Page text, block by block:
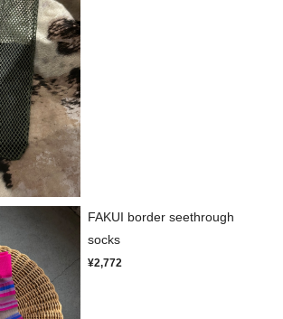
FAKUI border seethrough
socks
¥2,772